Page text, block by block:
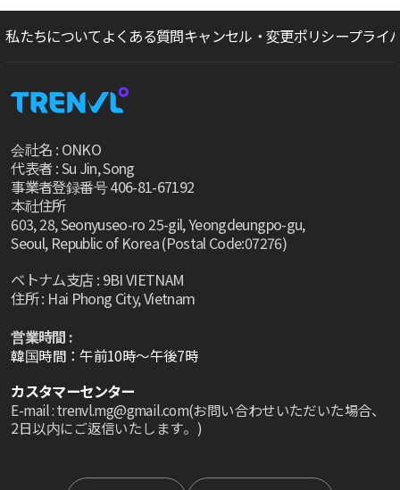
私たちについてよくある質問キャンセル・変更ポリシープライ
会社名 : ONKO
代表者 : Su Jin, Song
事業者登録番号 406-81-67192
本社住所
603, 28, Seonyuseo-ro 25-gil, Yeongdeungpo-gu,
Seoul, Republic of Korea (Postal Code:07276)
ベトナム支店 : 9BI VIETNAM
住所 : Hai Phong City, Vietnam
営業時間 :
韓国時間：午前10時～午後7時
カスタマーセンター
E-mail : trenvl.mg@gmail.com(お問い合わせいただいた場合、
2日以内にご返信いたします。)